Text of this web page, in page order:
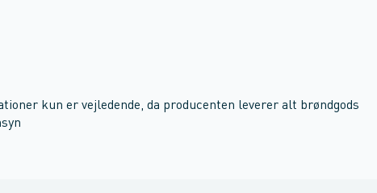
kun er vejledende, da producenten leverer alt brøndgods